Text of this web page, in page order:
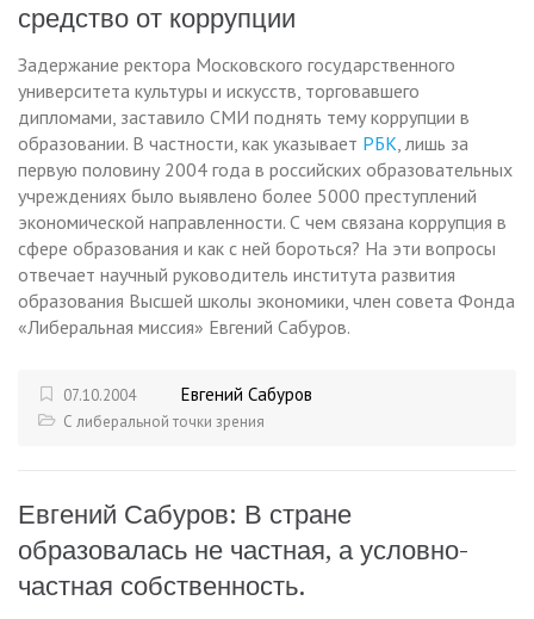
средство от коррупции
Задержание ректора Московского государственного
университета культуры и искусств, торговавшего
дипломами, заставило СМИ поднять тему коррупции в
образовании. В частности, как указывает РБК, лишь за
первую половину 2004 года в российских образовательных
учреждениях было выявлено более 5000 преступлений
экономической направленности. С чем связана коррупция в
сфере образования и как с ней бороться? На эти вопросы
отвечает научный руководитель института развития
образования Высшей школы экономики, член совета Фонда
«Либеральная миссия» Евгений Сабуров.
07.10.2004 Евгений Сабуров
С либеральной точки зрения
Евгений Сабуров: В стране
образовалась не частная, а условно-
частная собственность.